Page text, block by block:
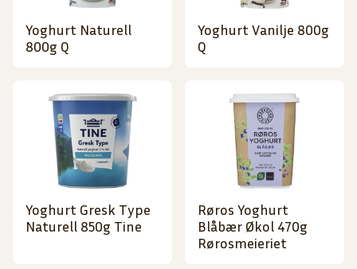
Yoghurt Naturell
800g Q
Yoghurt Vanilje 800g
Q
Yoghurt Gresk Type
Naturell 850g Tine
Røros Yoghurt
Blåbær Økol 470g
Rørosmeieriet